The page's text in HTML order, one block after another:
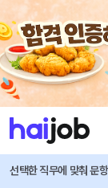
채용공고 자소서 자유
넥스트챕터 즐겨찾기
[인턴]
선택한 직무에 맞춰 문